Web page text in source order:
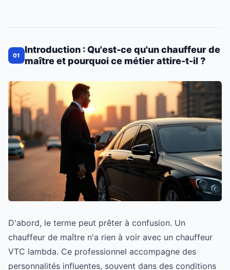
01
Introduction : Qu'est-ce qu'un chauffeur de
maître et pourquoi ce métier attire-t-il ?
D'abord, le terme peut prêter à confusion. Un
chauffeur de maître n'a rien à voir avec un chauffeur
VTC lambda. Ce professionnel accompagne des
personnalités influentes, souvent dans des conditions